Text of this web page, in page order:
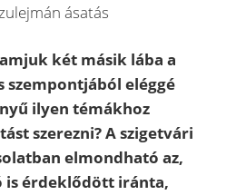
ásatás
két másik lába a
szempontjából eléggé
ilyen témákhoz
szerezni? A szigetvári
elmondható az,
is érdeklődött iránta,